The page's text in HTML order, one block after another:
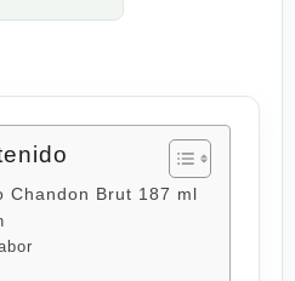
Chandon Brut 187 ml